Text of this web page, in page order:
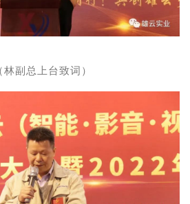
林副总上台致词）